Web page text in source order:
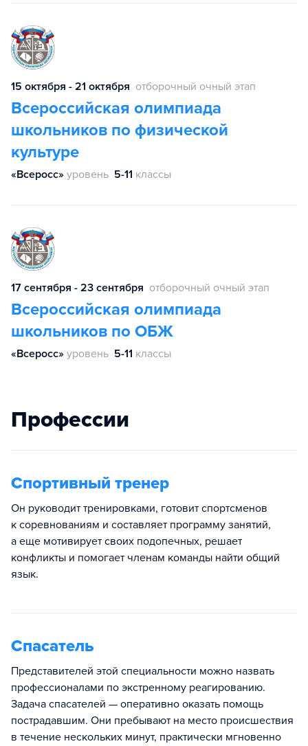
15 октября - 21 октября отборочный очный этап
Всероссийская олимпиада
школьников по физической
культуре
«Всеросс» уровень 5-11 классы
17 сентября - 23 сентября отборочный очный этап
Всероссийская олимпиада
школьников по ОБЖ
«Всеросс» уровень 5-11 классы
Профессии
Спортивный тренер
Он руководит тренировками, готовит спортсменов
к соревнованиям и составляет программу занятий,
а еще мотивирует своих подопечных, решает
конфликты и помогает членам команды найти общий
язык.
Спасатель
Представителей этой специальности можно назвать
профессионалами по экстренному реагированию.
Задача спасателей — оперативно оказать помощь
пострадавшим. Они пребывают на место происшествия
в течение нескольких минут, практически мгновенно